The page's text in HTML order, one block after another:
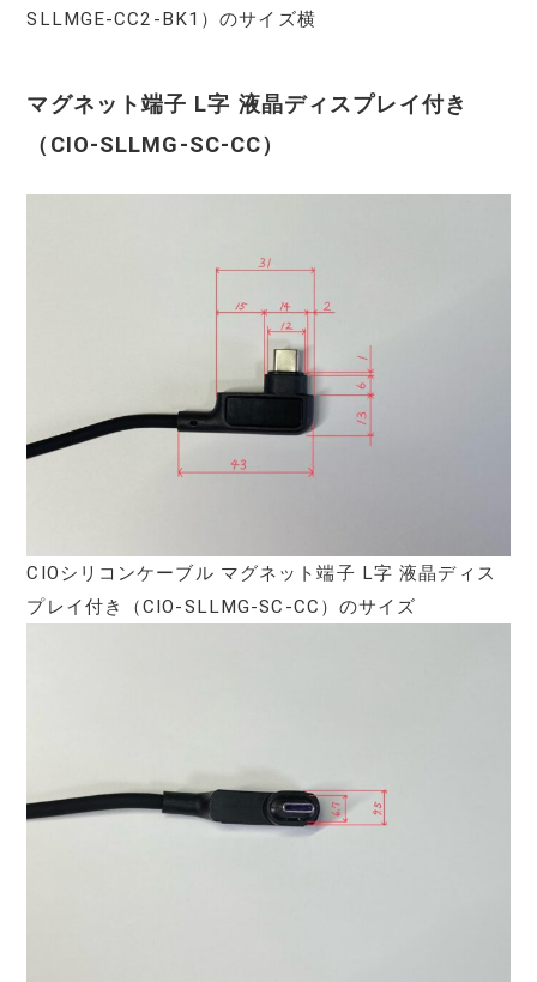
SLLMGE-CC2-BK1）のサイズ横
マグネット端子 L字 液晶ディスプレイ付き
（CIO-SLLMG-SC-CC）
CIOシリコンケーブル マグネット端子 L字 液晶ディス
プレイ付き（CIO-SLLMG-SC-CC）のサイズ